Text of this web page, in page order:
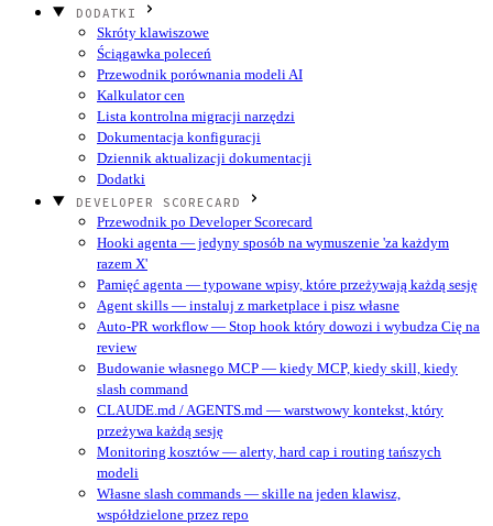
DODATKI
Skróty klawiszowe
Ściągawka poleceń
Przewodnik porównania modeli AI
Kalkulator cen
Lista kontrolna migracji narzędzi
Dokumentacja konfiguracji
Dziennik aktualizacji dokumentacji
Dodatki
DEVELOPER SCORECARD
Przewodnik po Developer Scorecard
Hooki agenta — jedyny sposób na wymuszenie 'za każdym
razem X'
Pamięć agenta — typowane wpisy, które przeżywają każdą sesję
Agent skills — instaluj z marketplace i pisz własne
Auto-PR workflow — Stop hook który dowozi i wybudza Cię na
review
Budowanie własnego MCP — kiedy MCP, kiedy skill, kiedy
slash command
CLAUDE.md / AGENTS.md — warstwowy kontekst, który
przeżywa każdą sesję
Monitoring kosztów — alerty, hard cap i routing tańszych
modeli
Własne slash commands — skille na jeden klawisz,
współdzielone przez repo